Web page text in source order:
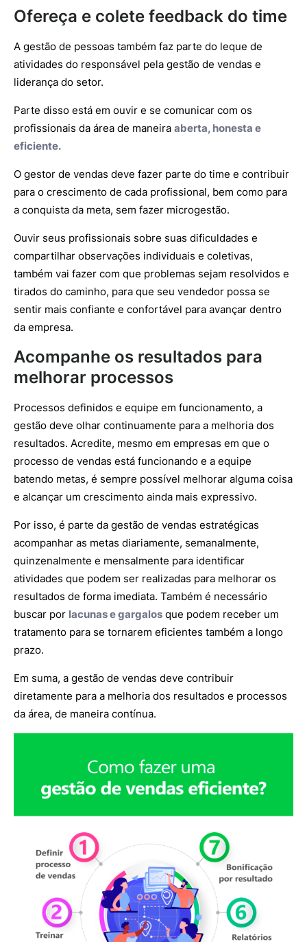
Ofereça e colete feedback do time
A gestão de pessoas também faz parte do leque de
atividades do responsável pela gestão de vendas e
liderança do setor.
Parte disso está em ouvir e se comunicar com os
profissionais da área de maneira aberta, honesta e
eficiente.
O gestor de vendas deve fazer parte do time e contribuir
para o crescimento de cada profissional, bem como para
a conquista da meta, sem fazer microgestão.
Ouvir seus profissionais sobre suas dificuldades e
compartilhar observações individuais e coletivas,
também vai fazer com que problemas sejam resolvidos e
tirados do caminho, para que seu vendedor possa se
sentir mais confiante e confortável para avançar dentro
da empresa.
Acompanhe os resultados para
melhorar processos
Processos definidos e equipe em funcionamento, a
gestão deve olhar continuamente para a melhoria dos
resultados. Acredite, mesmo em empresas em que o
processo de vendas está funcionando e a equipe
batendo metas, é sempre possível melhorar alguma coisa
e alcançar um crescimento ainda mais expressivo.
Por isso, é parte da gestão de vendas estratégicas
acompanhar as metas diariamente, semanalmente,
quinzenalmente e mensalmente para identificar
atividades que podem ser realizadas para melhorar os
resultados de forma imediata. Também é necessário
buscar por lacunas e gargalos que podem receber um
tratamento para se tornarem eficientes também a longo
prazo.
Em suma, a gestão de vendas deve contribuir
diretamente para a melhoria dos resultados e processos
da área, de maneira contínua.